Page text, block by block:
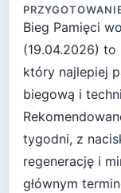
Bieg Pamięci
(19.04.2026) to
który najlepiej
biegową i
tygodni, z
regenerację i
głównym